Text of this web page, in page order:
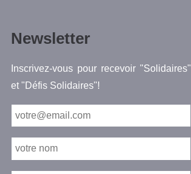
Newsletter
Inscrivez-vous pour recevoir "Solidaires"
et "Défis Solidaires"!